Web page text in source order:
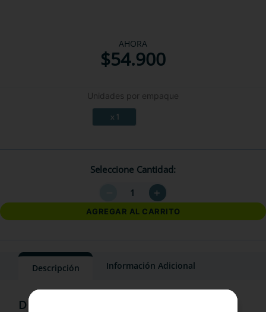
AHORA
$54.900
Unidades por empaque
x 1
Seleccione Cantidad
＋
AGREGAR AL CARRITO
Descripción Información Adicional